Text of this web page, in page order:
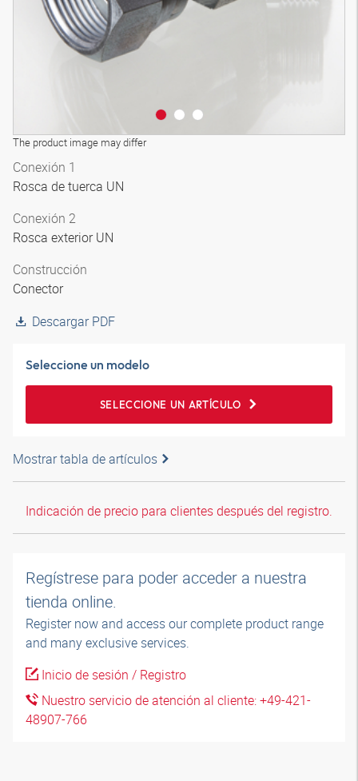
The product image may differ
Conexión 1
Rosca de tuerca UN
Conexión 2
Rosca exterior UN
Construcción
Conector
Descargar PDF
Seleccione un modelo
SELECCIONE UN ARTÍCULO
Mostrar tabla de artículos
Indicación de precio para clientes después del registro.
Regístrese para poder acceder a nuestra
tienda online.
Register now and access our complete product range
and many exclusive services.
Inicio de sesión / Registro
Nuestro servicio de atención al cliente: +49-421-
48907-766